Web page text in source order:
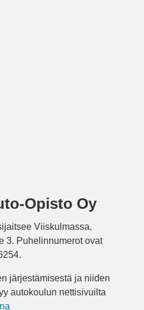
Opisto Oy
Viiskulmassa,
3. Puhelinnumerot ovat
järjestämisestä ja niiden
autokoulun nettisivuilta